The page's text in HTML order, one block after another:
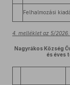
Felhalmozási
4. melléklet az 5/
Nagyrákos Község
és éves